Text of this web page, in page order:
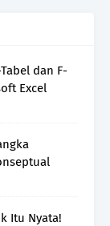
dan F-
Excel
Itu Nyata!